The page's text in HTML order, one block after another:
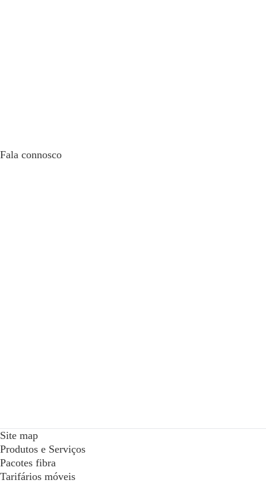
Fala connosco
Site map
Produtos e Serviços
Pacotes fibra
Tarifários móveis